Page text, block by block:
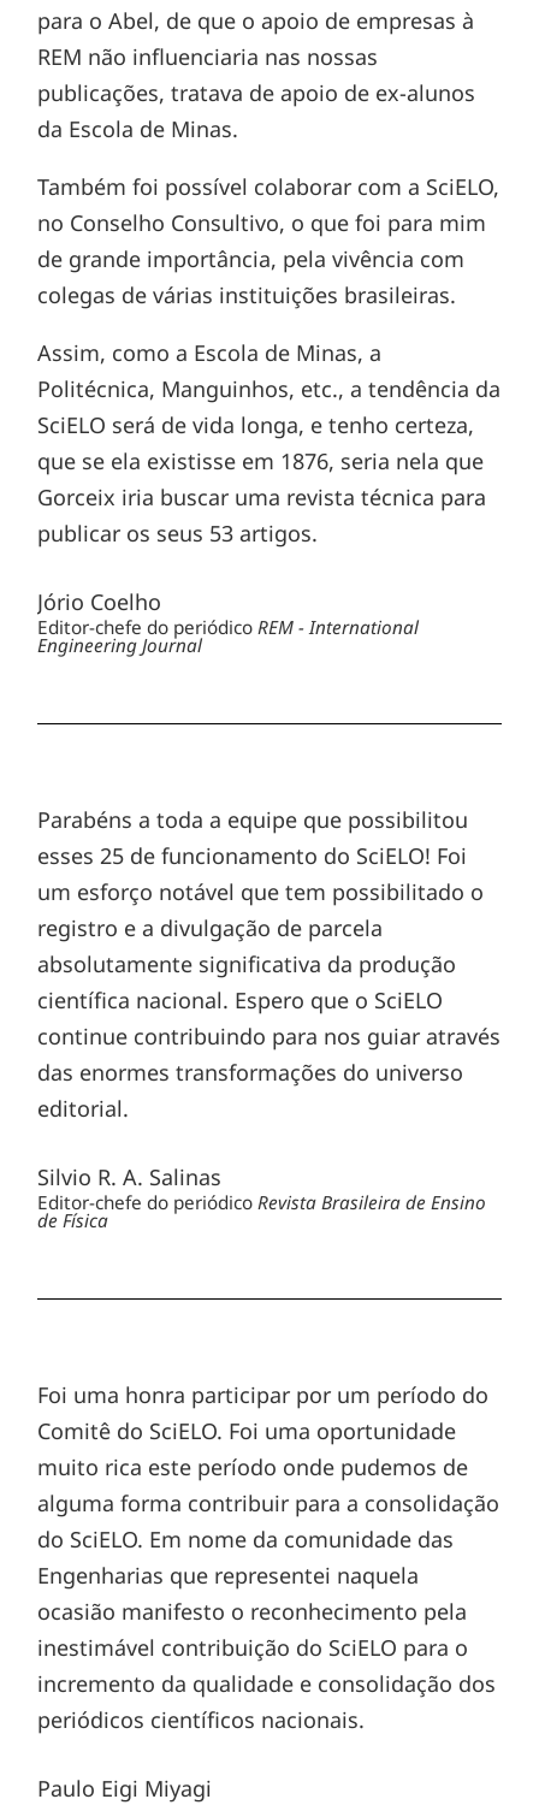
para o Abel, de que o apoio de empresas à
REM não influenciaria nas nossas
publicações, tratava de apoio de ex-alunos
da Escola de Minas.
Também foi possível colaborar com a SciELO,
no Conselho Consultivo, o que foi para mim
de grande importância, pela vivência com
colegas de várias instituições brasileiras.
Assim, como a Escola de Minas, a
Politécnica, Manguinhos, etc., a tendência da
SciELO será de vida longa, e tenho certeza,
que se ela existisse em 1876, seria nela que
Gorceix iria buscar uma revista técnica para
publicar os seus 53 artigos.
Jório Coelho
Editor-chefe do periódicoREM - International
Engineering Journal
Parabéns a toda a equipe que possibilitou
esses 25 de funcionamento do SciELO! Foi
um esforço notável que tem possibilitado o
registro e a divulgação de parcela
absolutamente significativa da produção
científica nacional. Espero que o SciELO
continue contribuindo para nos guiar através
das enormes transformações do universo
editorial.
Silvio R. A. Salinas
Editor-chefe do periódicoRevista Brasileira de Ensino
de Física
Foi uma honra participar por um período do
Comitê do SciELO. Foi uma oportunidade
muito rica este período onde pudemos de
alguma forma contribuir para a consolidação
do SciELO. Em nome da comunidade das
Engenharias que representei naquela
ocasião manifesto o reconhecimento pela
inestimável contribuição do SciELO para o
incremento da qualidade e consolidação dos
periódicos científicos nacionais.
Paulo Eigi Miyagi